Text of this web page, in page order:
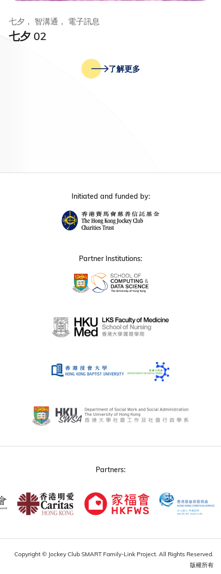
七夕 02
七夕， 智溝通， 電子訊息
了解更多
Initiated and funded by:
Partner Institutions:
Partners:
Copyright © Jockey Club SMART Family-Link Project. All Rights Reserved.
版權所有